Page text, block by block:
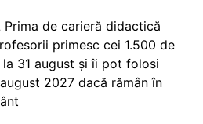
Prima de carieră didactică
primesc cei 1.500 de
la 31 august și îi pot folosi
2027 dacă rămân în